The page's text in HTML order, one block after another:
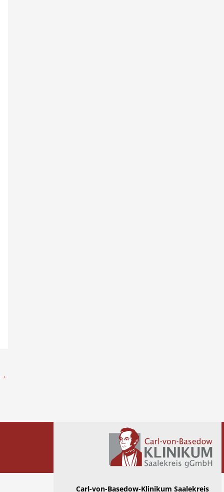
→
Carl-von-Basedow-Klinikum Saalekreis